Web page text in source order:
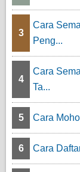
3
Cara
Peng...
4
Cara
Ta...
5 Cara
6 Cara